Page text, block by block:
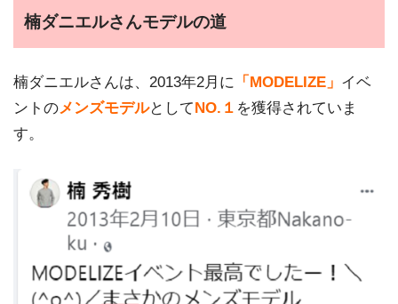
楠ダニエルさんモデルの道
楠ダニエルさんは、2013年2月に 「MODELIZE」 イベ
ントのメンズモデルとしてNO.１ を獲得されていま
す。